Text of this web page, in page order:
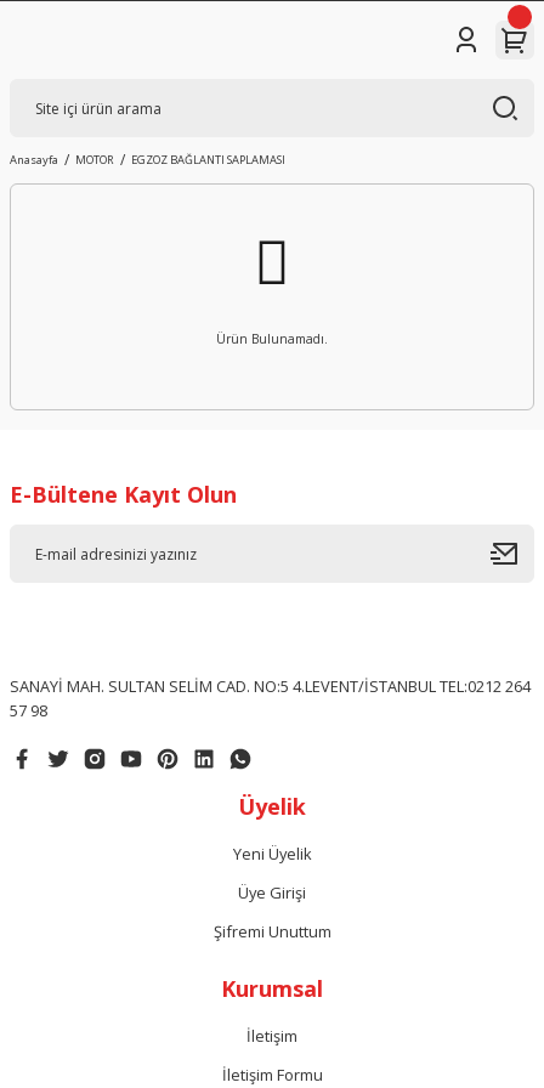
Anasayfa MOTOR EGZOZ BAĞLANTI SAPLAMASI
Ürün Bulunamadı.
E-Bültene Kayıt Olun
SANAYİ MAH. SULTAN SELİM CAD. NO:5 4.LEVENT/İSTANBUL TEL:0212 264
57 98
Üyelik
Yeni Üyelik
Üye Girişi
Şifremi Unuttum
Kurumsal
İletişim
İletişim Formu